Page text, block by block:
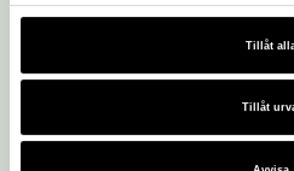
Tillåt
Tillåt
605 97 Norrköping